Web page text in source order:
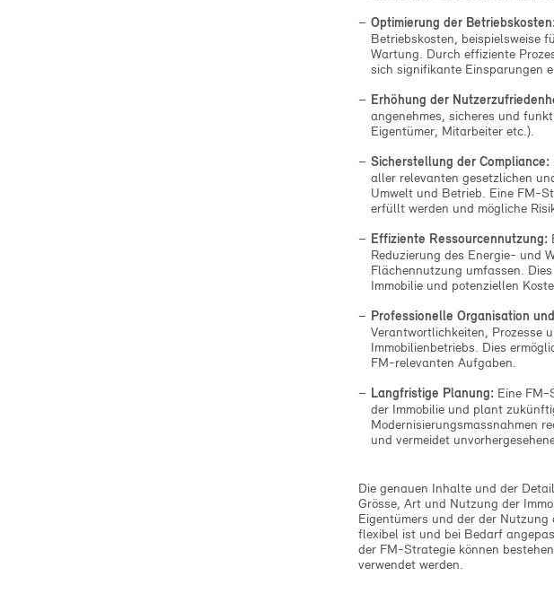
Optimierung der Betriebskosten:
Betriebskosten, beispielsweise
Wartung. Durch effiziente
sich signifikante Einsparungen
Erhöhung der
angenehmes, sicheres und
Eigentümer, Mitarbeiter etc.).
Sicherstellung der Compliance:
aller relevanten gesetzlichen
Umwelt und Betrieb. Eine FM-
erfüllt werden und mögliche
Effiziente Ressourcennutzung:
Reduzierung des Energie- und
Flächennutzung umfassen.
Immobilie und potenziellen
Professionelle Organisation
Verantwortlichkeiten, Prozesse
Immobilienbetriebs. Dies
FM-relevanten Aufgaben.
Langfristige Planung: Eine FM-
der Immobilie und plant
Modernisierungsmassnahmen
und vermeidet
Die genauen Inhalte und der
Grösse, Art und Nutzung der
Eigentümers und der der
flexibel ist und bei Bedarf
der FM-Strategie können
verwendet werden.